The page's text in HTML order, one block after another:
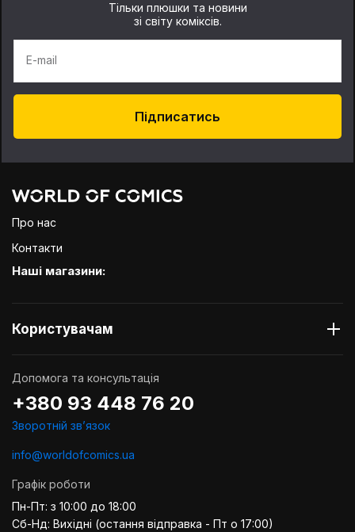
Тільки плюшки та новини
зі світу коміксів.
E-mail
Підписатись
Про нас
Контакти
Наші магазини:
Користувачам
Допомога та консультація
+380 93 448 76 20
Зворотній звʼязок
info@worldofcomics.ua
Графік роботи
Пн-Пт: з 10:00 до 18:00
Сб-Нд: Вихідні (остання відправка - Пт о 17:00)